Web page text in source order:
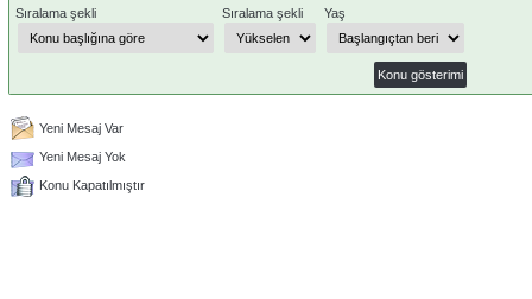
Sıralama şekli
Sıralama şekli Yaş
Yeni Mesaj Var
Yeni Mesaj Yok
Konu Kapatılmıştır